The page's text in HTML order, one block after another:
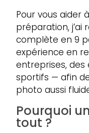
Pour vous aider
préparation, j’ai
complète en 9
expérience en
entreprises,
sportifs — afin
photo aussi
Pourquoi
tout ?